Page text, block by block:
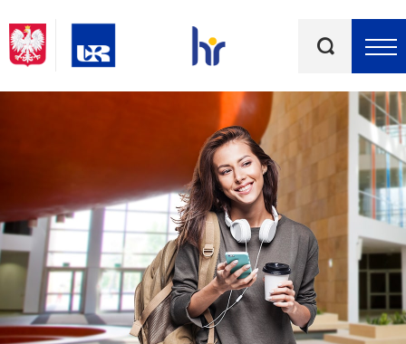
kluczowe